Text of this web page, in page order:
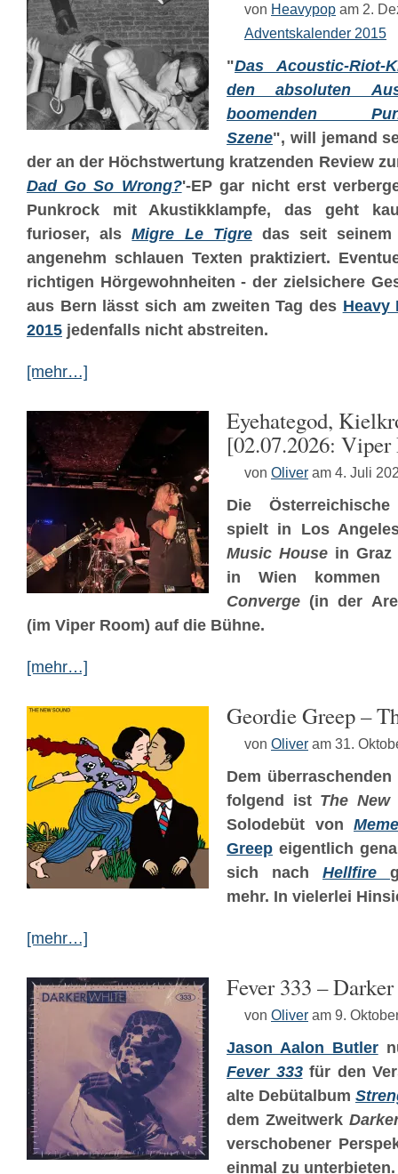
von Heavypop am 2.
Adventskalender 2015
"Das Acoustic-Riot-
den absoluten
boomenden
Szene", will jemand
der an der Höchstwertung kratzenden Review
Dad Go So Wrong?'-EP gar nicht erst
Punkrock mit Akustikklampfe, das geht
furioser, alsMigre Le Tigredas seit seinem
angenehm schlauen Texten praktiziert.
richtigen Hörgewohnheiten - der zielsichere
aus Bern lässt sich am zweiten Tag des Heavy
2015 jedenfalls nicht abstreiten.
[mehr…]
Eyehategod,
[02.07.2026:
von Oliver am 4. Juli
Die Österreichische
spielt in Los
Music Housein Graz
in Wien kommen
Converge (in der
(im Viper Room) auf die Bühne.
[mehr…]
Geordie Greep –
von Oliver am 31.
Dem
folgend ist The New
Solodebüt von
Greep eigentlich
sich nach Hellfire
mehr. In vielerlei
[mehr…]
Fever 333 –
von Oliver am 9.
Jason Aalon Butler
Fever 333für den
alte Debütalbum
dem Zweitwerk
verschobener
einmal zu unterbieten.